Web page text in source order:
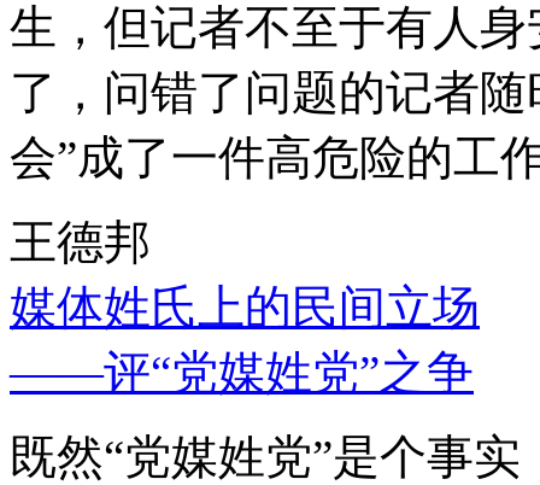
生，但记者不至于有人
了，问错了问题的记者
会”成了一件高危险的工
王德邦
媒体姓氏上的民间立场
——评“党媒姓党”之争
既然“党媒姓党”是个事